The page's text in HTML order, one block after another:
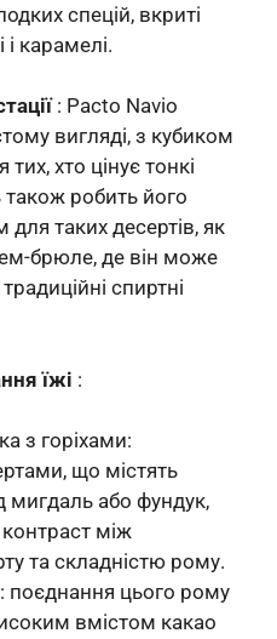
спецій, вкриті
і карамелі.
: Pacto Navio
вигляді, з кубиком
хто цінує тонкі
також робить його
таких десертів, як
брюле, де він може
спиртні
їжі :
з горіхами:
що містять
мигдаль або фундук,
між
та складністю рому.
цього рому
вмістом какао